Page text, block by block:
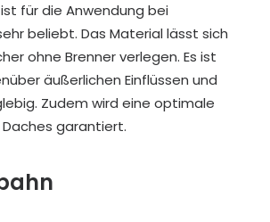
ist für die Anwendung bei
beliebt. Das Material lässt sich
ohne Brenner verlegen. Es ist
äußerlichen Einflüssen und
Zudem wird eine optimale
garantiert.